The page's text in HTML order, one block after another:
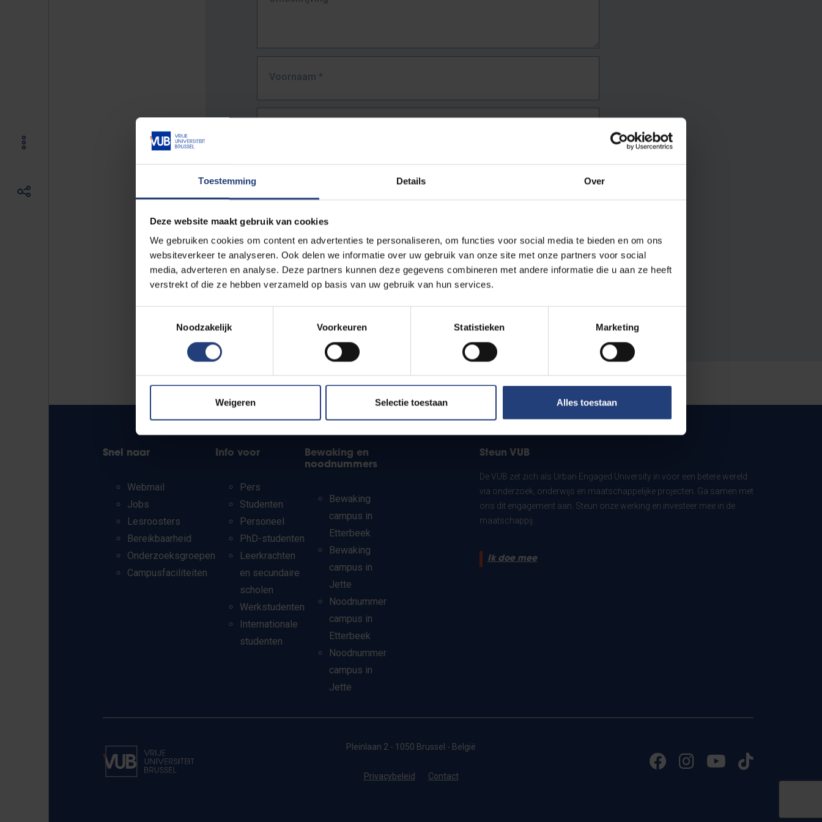
Toestemming Details Over
Deze website maakt gebruik van cookies
We gebruiken cookies om content en advertenties te personaliseren, om functies voor social media te bieden en om ons
websiteverkeer te analyseren. Ook delen we informatie over uw gebruik van onze site met onze partners voor social
media, adverteren en analyse. Deze partners kunnen deze gegevens combineren met andere informatie die u aan ze heeft
verstrekt of die ze hebben verzameld op basis van uw gebruik van hun services.
Noodzakelijk
Voorkeuren Statistieken Marketing
Weigeren Selectie toestaan Alles toestaan
Voornaam *
URL*
De volledige URL van de pagina waar je de fout zag.
Bv. https://www.vub.be/nl/studeren-aan-de-vub/alle-opleidingen
Snel naar
Webmail
Jobs
Lesroosters
Bereikbaarheid
Onderzoeksgroepen
Campusfaciliteiten
Info voor
Pers
Studenten
Personeel
PhD-studenten
Leerkrachten
en secundaire
scholen
Werkstudenten
Internationale
studenten
Bewaking en
noodnummers
Bewaking
campus in
Etterbeek
Bewaking
campus in
Jette
Noodnummer
campus in
Etterbeek
Noodnummer
campus in
Jette
Steun VUB
De VUB zet zich als Urban Engaged University in voor een betere wereld
via onderzoek, onderwijs en maatschappelijke projecten. Ga samen met
ons dit engagement aan. Steun onze werking en investeer mee in de
maatschappij.
Ik doe mee
Pleinlaan 2 - 1050 Brussel - België
Privacybeleid Contact